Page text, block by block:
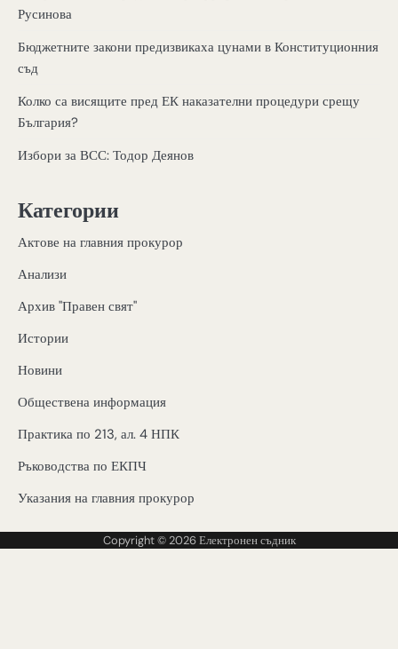
Русинова
Бюджетните закони предизвикаха цунами в Конституционния
съд
Колко са висящите пред ЕК наказателни процедури срещу
България?
Избори за ВСС: Тодор Деянов
Категории
Актове на главния прокурор
Анализи
Архив "Правен свят"
Истории
Новини
Обществена информация
Практика по 213, ал. 4 НПК
Ръководства по ЕКПЧ
Указания на главния прокурор
Copyright © 2026Електронен съдник